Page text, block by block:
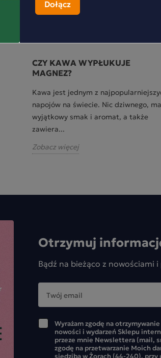
CZY KAWA WYPŁUKUJE
MAGNEZ?
Kawa jest jednym z
napojów na świecie. Nic dziwnego, ma
wyjątkowy smak i aromat, a także
zawiera...
Zobacz więcej
Otrzymuj
Bądź na bieżąco z
Wyrażam zgodę na
nowości i wydarzeń Sklepu
przeze mnie Newslettera (mail,
zgodę na przetwarzanie Moich
siedzibą w Żorach (44-240),